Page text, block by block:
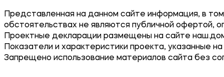
Представленная на данном сайте информация, в
обстоятельствах не являются публичной офертой,
Проектные декларации размещены на сайте
Показатели и характеристики проекта, указанные
Запрещено использование материалов сайта без